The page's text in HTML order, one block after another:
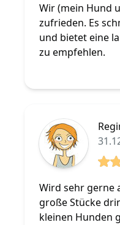
Wir (mein Hund
zufrieden. Es
und bietet eine
zu empfehlen.
Wird sehr gerne
große Stücke
kleinen Hunden